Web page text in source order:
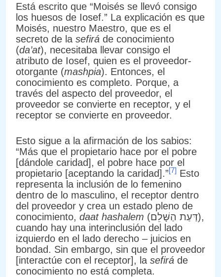
Está escrito que “Moisés se llevó consigo
los huesos de Iosef.” La explicación es que
Moisés, nuestro Maestro, que es el
secreto de la sefirá de conocimiento
(da’at), necesitaba llevar consigo el
atributo de Iosef, quien es el proveedor-
otorgante (mashpia). Entonces, el
conocimiento es completo. Porque, a
través del aspecto del proveedor, el
proveedor se convierte en receptor, y el
receptor se convierte en proveedor.
Esto sigue a la afirmación de los sabios:
“Más que el propietario hace por el pobre
[dándole caridad], el pobre hace por el
propietario [aceptando la caridad].”[7] Esto
representa la inclusión de lo femenino
dentro de lo masculino, el receptor dentro
del proveedor y crea un estado pleno de
conocimiento, daat hashalem (דַּעַת הַשָּׁלֵם),
cuando hay una interinclusión del lado
izquierdo en el lado derecho – juicios en
bondad. Sin embargo, sin que el proveedor
[interactúe con el receptor], la sefirá de
conocimiento no está completa.